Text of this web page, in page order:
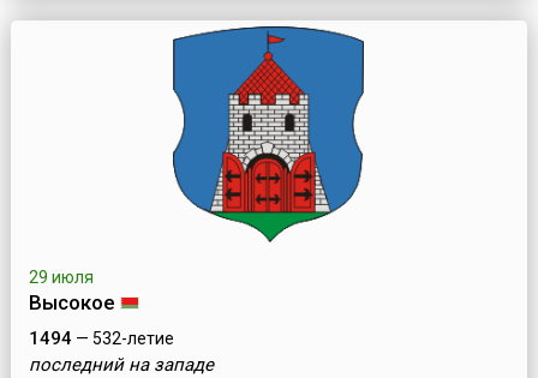
29 июля
Высокое
1494— 532-летие
последний на западе